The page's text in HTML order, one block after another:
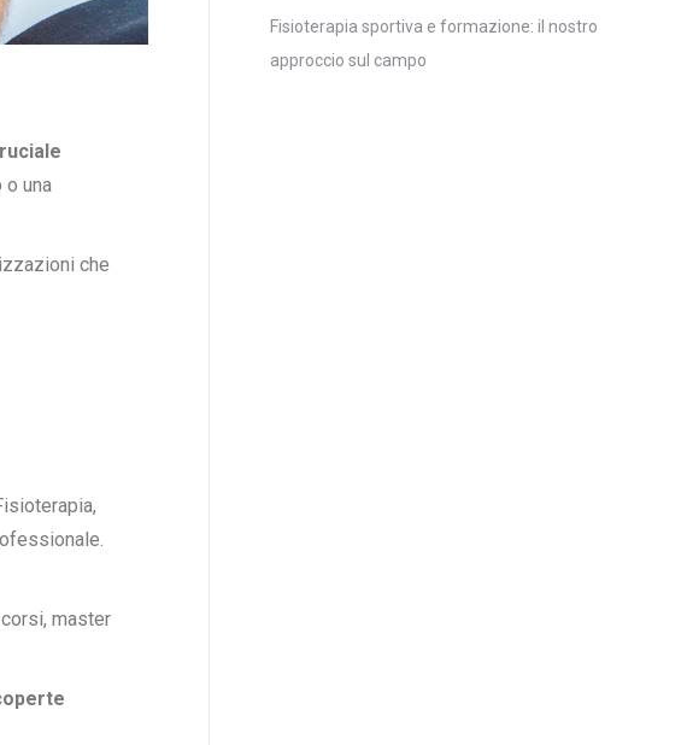
o una
che
master
Fisioterapia sportiva e formazione: il nostro
approccio sul campo